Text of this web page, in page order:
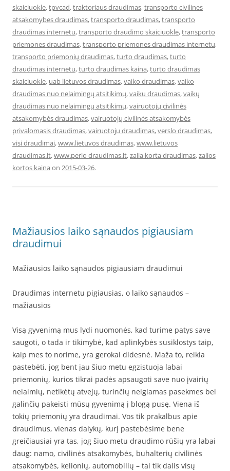
skaiciuokle,tpvcad,traktoriaus draudimas,transporto civilines
atsakomybes draudimas,transporto draudimas,transporto
draudimas internetu,transporto draudimo skaiciuokle,transporto
priemones draudimas,transporto priemones draudimas internetu,
transporto priemonių draudimas,turto draudimas,turto
draudimas internetu,turto draudimas kaina,turto draudimas
skaiciuokle, uab lietuvos draudimas,vaiko draudimas,vaiko
draudimas nuo nelaimingų atsitikimų,vaiku draudimas,vaikų
draudimas nuo nelaimingų atsitikimų,vairuotojų civilinės
atsakomybės draudimas,vairuotojų civilinės atsakomybės
privalomasis draudimas,vairuotoju draudimas,verslo draudimas,
visi draudimai,www.lietuvos draudimas,www.lietuvos
draudimas.lt,www.perlo draudimas.lt,zalia korta draudimas,zalios
kortos kaina on 2015-03-26.
Mažiausios laiko sąnaudos pigiausiam
draudimui
Mažiausios laiko sąnaudos pigiausiam draudimui
Draudimas internetu pigiausias, o laiko sąnaudos –
mažiausios
Visą gyvenimą mus lydi nuomonės, kad turime patys save
saugoti, o tada ir tikimybė, kad aplinkybės susiklostys taip,
kaip mes to norime, yra gerokai didesnė. Maža to, reikia
pastebėti, jog bent jau šiuo metu egzistuoja labai
priemonių, kurios tikrai padės apsaugoti save nuo įvairių
nelaimių, netikėtų atvejų, turinčių neigiamas pasekmes bei
galinčių pakeisti mūsų gyvenimą į blogą pusę. Viena iš
tokių priemonių yra draudimai. Vos tik prakalbus apie
draudimus, vienas dalykų, kurį pastebėsime bene
greičiausiai yra tas, jog šiuo metu draudimo rūšių yra labai
daug: namo, civilinės atsakomybės, buhalterių civilinės
atsakomybės, kelionių, automobilių – tai tik dalis visų